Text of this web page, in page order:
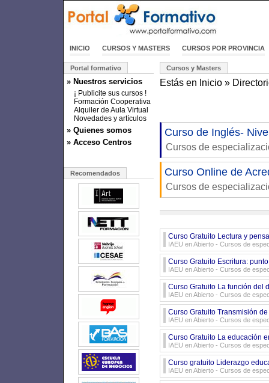
INICIO CURSOS Y MASTERS CURSOS POR PROVINCIA
Portal formativo
» Nuestros servicios
¡ Publicite sus cursos !
Formación Cooperativa
Alquiler de Aula Virtual
Novedades y artículos
» Quienes somos
» Acceso Centros
Recomendados
Cursos y Masters
Estás en Inicio »
Curso de Inglés-
Cursos de
Curso Online de
Cursos de
Curso Gratuito Lectura y
IAEU en Abierto - Cursos de
Curso Gratuito Escritura:
IAEU en Abierto - Cursos de
Curso Gratuito La función del
IAEU en Abierto - Cursos de
Curso Gratuito Transmisión
IAEU en Abierto - Cursos de
Curso Gratuito La educación
IAEU en Abierto - Cursos de
Curso gratuito Liderazgo
IAEU en Abierto - Cursos de